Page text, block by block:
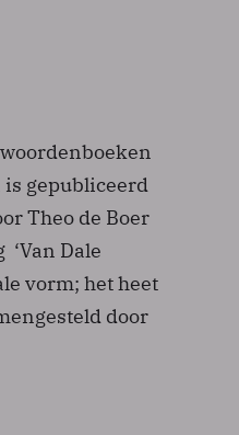
gepubliceerd
Theo de Boer
‘Van Dale
vorm; het heet
door